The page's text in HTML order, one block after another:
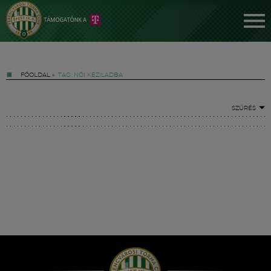
FŐOLDAL » TAG: NŐI KÉZILADBA
SZŰRÉS
Hírek